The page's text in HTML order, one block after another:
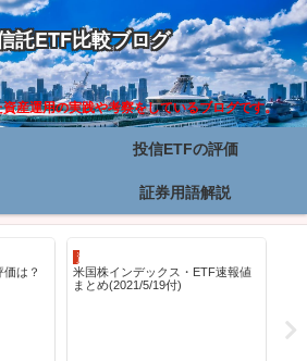
託ETF比較ブログ
産運用の実践や考察をしているブログです。
投信ETFの評価
証券用語解説
は？
資産運用
米国株インデックス・ETF速報値
まとめ(2021/5/19付)